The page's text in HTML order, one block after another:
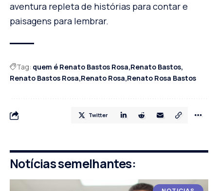
aventura repleta de histórias para contar e
paisagens para lembrar.
Tag: quem é Renato Bastos Rosa Renato Bastos
Renato Bastos Rosa Renato Rosa Renato Rosa Bastos
Twitter
Notícias semelhantes: